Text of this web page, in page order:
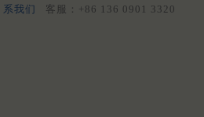
系我们
客服：+86 136 0901 3320